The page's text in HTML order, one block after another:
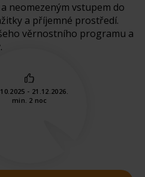
neomezeným vstupem do
a příjemné prostředí.
věrnostního programu a
- 21.12.2026.
min. 2 noc